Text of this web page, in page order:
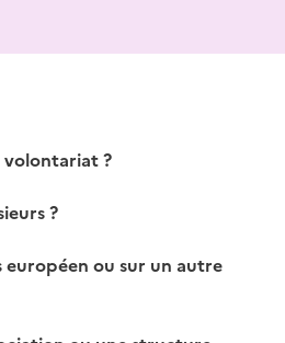
volontariat ?
?
européen ou sur un autre